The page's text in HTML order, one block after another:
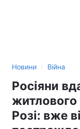
Новини › Війна
Росіяни
Розі: вже